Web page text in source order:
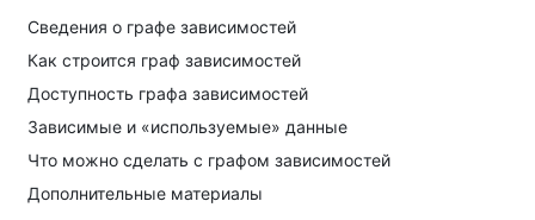
Сведения о графе зависимостей
Как строится граф зависимостей
Доступность графа зависимостей
Зависимые и «используемые» данные
Что можно сделать с графом зависимостей
Дополнительные материалы